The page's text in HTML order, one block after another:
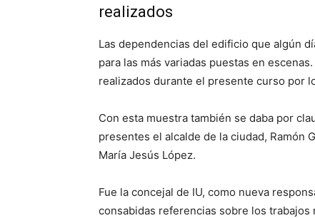
realizados
Las dependencias del edificio que algún
para las más variadas puestas en
realizados durante el presente curso por
Con esta muestra también se daba por
presentes el alcalde de la ciudad, Ramón
María Jesús López.
Fue la concejal de IU, como nueva
consabidas referencias sobre los trabajos